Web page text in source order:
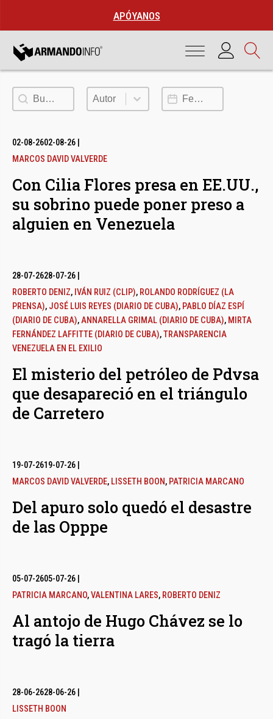
APÓYANOS
Buscar Autor
Autor Fecha de publicación
02-08-2602-08-26
MARCOS DAVID VALVERDE
Con Cilia Flores presa en EE.UU.,
su sobrino puede poner preso a
alguien en Venezuela
28-07-2628-07-26
ROBERTO DENIZ, IVÁN RUIZ (CLIP), ROLANDO RODRÍGUEZ (LA
PRENSA), JOSÉ LUIS REYES (DIARIO DE CUBA), PABLO DÍAZ ESPÍ
(DIARIO DE CUBA),ANNARELLA GRIMAL (DIARIO DE CUBA), MIRTA
FERNÁNDEZ LAFFITTE (DIARIO DE CUBA),TRANSPARENCIA
VENEZUELA EN EL EXILIO
El misterio del petróleo de Pdvsa
que desapareció en el triángulo
de Carretero
19-07-2619-07-26
MARCOS DAVID VALVERDE, LISSETH BOON, PATRICIA MARCANO
Del apuro solo quedó el desastre
de las Opppe
05-07-2605-07-26
PATRICIA MARCANO,VALENTINA LARES, ROBERTO DENIZ
Al antojo de Hugo Chávez se lo
tragó la tierra
28-06-2628-06-26
LISSETH BOON